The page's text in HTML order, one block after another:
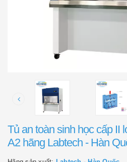
Tủ an toàn sinh học cấp II
A2 hãng Labtech - Hàn